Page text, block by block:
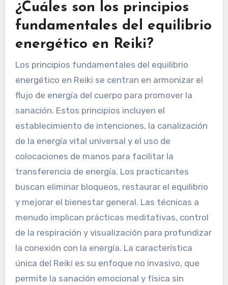
¿Cuáles son los principios
fundamentales del equilibrio
energético en Reiki?
Los principios fundamentales del equilibrio
energético en Reiki se centran en armonizar el
flujo de energía del cuerpo para promover la
sanación. Estos principios incluyen el
establecimiento de intenciones, la canalización
de la energía vital universal y el uso de
colocaciones de manos para facilitar la
transferencia de energía. Los practicantes
buscan eliminar bloqueos, restaurar el equilibrio
y mejorar el bienestar general. Las técnicas a
menudo implican prácticas meditativas, control
de la respiración y visualización para profundizar
la conexión con la energía. La característica
única del Reiki es su enfoque no invasivo, que
permite la sanación emocional y física sin